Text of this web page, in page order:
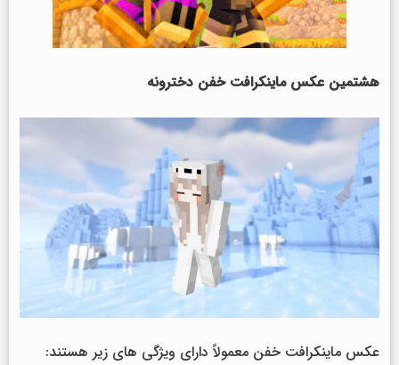
هشتمین عکس ماینکرافت خفن دخترونه
عکس ماینکرافت خفن معمولاً دارای ویژگی های زیر هستند: